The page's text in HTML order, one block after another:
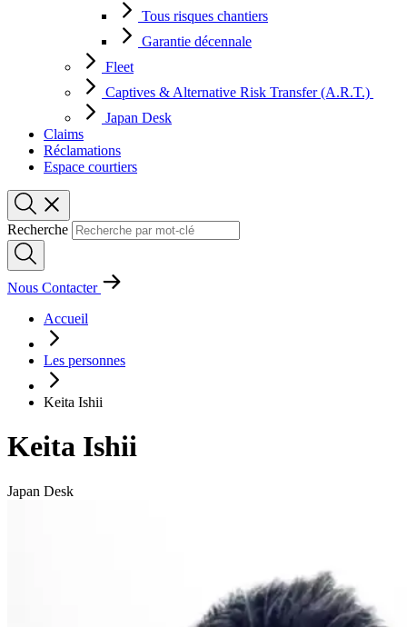
Tous risques chantiers
Garantie décennale
Fleet
Captives & Alternative Risk Transfer (A.R.T.)
Japan Desk
Claims
Réclamations
Espace courtiers
Recherche
Nous Contacter
Accueil
Les personnes
Keita Ishii
Keita Ishii
Japan Desk